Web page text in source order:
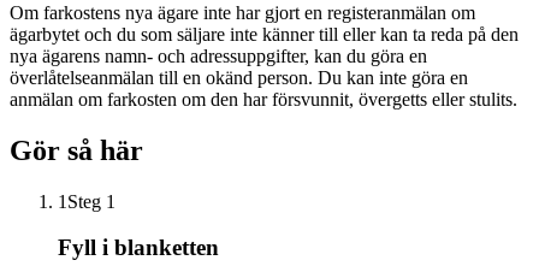
Om farkostens nya ägare inte har gjort en registeranmälan om
ägarbytet och du som säljare inte känner till eller kan ta reda på den
nya ägarens namn- och adressuppgifter, kan du göra en
överlåtelseanmälan till en okänd person. Du kan inte göra en
anmälan om farkosten om den har försvunnit, övergetts eller stulits.
Gör så här
1 Steg 1
Fyll i blanketten